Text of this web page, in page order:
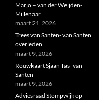
Marjo – van der Weijden-
Millenaar
maart 21, 2026
Trees van Santen- van Santen
overleden
maart 9, 2026
Rouwkaart Sjaan Tas- van
Santen
maart 9, 2026
Adviesraad Stompwijk op